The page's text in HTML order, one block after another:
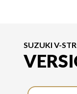
SUZUKI V-